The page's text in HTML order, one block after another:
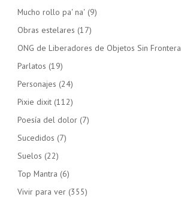
Mucho rollo pa' na' (9)
Obras estelares (17)
ONG de Liberadores de Objetos Sin
Parlatos (19)
Personajes (24)
Pixie dixit (112)
Poesía del dolor (7)
Sucedidos (7)
Suelos (22)
Top Mantra (6)
Vivir para ver (355)